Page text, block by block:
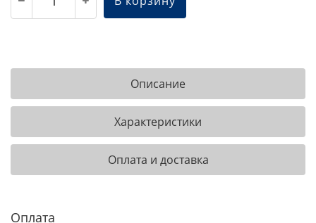
Описание
Характеристики
Оплата и доставка
Оплата